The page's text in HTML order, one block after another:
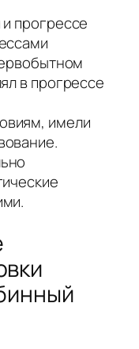
прогрессе
в прогрессе
имели